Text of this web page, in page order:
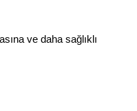
ve daha sağlıklı